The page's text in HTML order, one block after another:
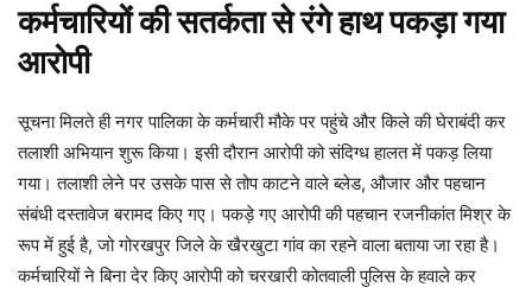
कर्मचारियों की सतर्कता से रंगे हाथ पकड़ा गया
आरोपी
सूचना मिलते ही नगर पालिका के कर्मचारी मौके पर पहुंचे और किले की घेराबंदी कर
तलाशी अभियान शुरू किया। इसी दौरान आरोपी को संदिग्ध हालत में पकड़ लिया
गया। तलाशी लेने पर उसके पास से तोप काटने वाले ब्लेड, औजार और पहचान
संबंधी दस्तावेज बरामद किए गए। पकड़े गए आरोपी की पहचान रजनीकांत मिश्र के
रूप में हुई है, जो गोरखपुर जिले के खैरखुटा गांव का रहने वाला बताया जा रहा है।
कर्मचारियों ने बिना देर किए आरोपी को चरखारी कोतवाली पुलिस के हवाले कर